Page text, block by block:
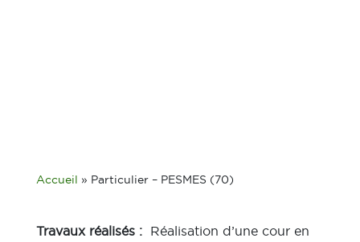
Accueil » Particulier – PESMES (70)
Travaux réalisés :
Réalisation d’une cour en